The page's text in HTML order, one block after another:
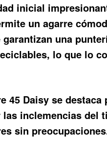
inicial
un agarre
una
lo que lo
45 Daisy se
inclemencias
sin